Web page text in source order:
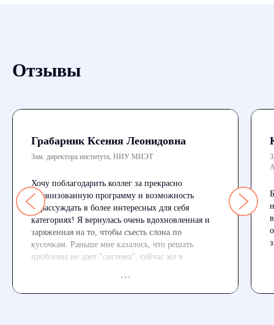
Отзывы
Грабарник Ксения Леонидовна
Зам. директора института, НИУ МИЭТ
Хочу поблагодарить коллег за прекрасно
организованную программу и возможность
порассуждать в более интересных для себя
категориях! Я вернулась очень вдохновленная и
заряженная на то, чтобы съесть слона по
кусочкам. Раньше мне казалось, что решать
проблемы не дает "система", сейчас же я